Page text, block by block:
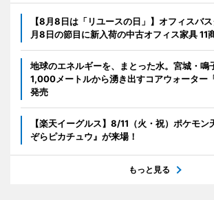
【8月8日は「リユースの日」】オフィスバ
月8日の節目に新入荷の中古オフィス家具 11
地球のエネルギーを、まとった水。宮城・鳴
1,000メートルから湧き出すコアウォーター
発売
【楽天イーグルス】8/11（火・祝）ポケモン
ぞらピカチュウ』が来場！
もっと見る